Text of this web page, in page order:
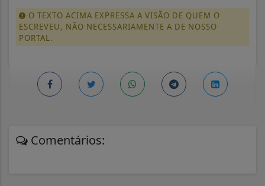
O TEXTO ACIMA EXPRESSA A VISÃO DE QUEM O
ESCREVEU, NÃO NECESSARIAMENTE A DE NOSSO
PORTAL.
Comentários: